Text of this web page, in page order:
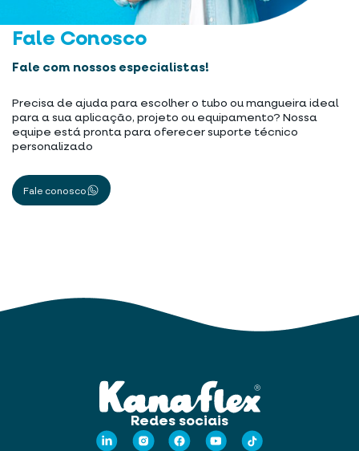
Fale Conosco
Fale com nossos especialistas!
Precisa de ajuda para escolher o tubo ou mangueira ideal
para a sua aplicação, projeto ou equipamento? Nossa
equipe está pronta para oferecer suporte técnico
personalizado
Fale conosco
Redes sociais